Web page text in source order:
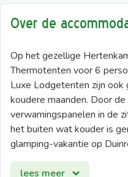
Over de
Op het gezellige
Thermotenten voor 6
Luxe Lodgetenten zijn
koudere maanden. Door
verwamingspanelen in de
het buiten wat kouder is
glamping-vakantie op
De Lodgetenten zijn van
lees meer